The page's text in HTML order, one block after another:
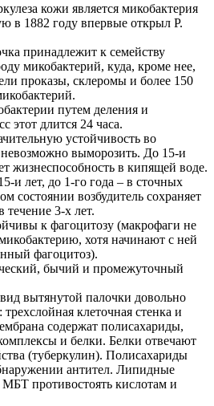
кожи является микобактерия
в 1882 году впервые открыл Р.
принадлежит к семейству
микобактерий, куда, кроме нее,
проказы, склеромы и более 150
путем деления и
этот длится 24 часа.
устойчивость во
выморозить. До 15-и
жизнеспособность в кипящей воде.
и лет, до 1-го года – в сточных
состоянии возбудитель сохраняет
течение 3-х лет.
к фагоцитозу (макрофаги не
хотя начинают с ней
фагоцитоз).
бычий и промежуточный
вытянутой палочки довольно
клеточная стенка и
содержат полисахариды,
и белки. Белки отвечают
(туберкулин). Полисахариды
антител. Липидные
противостоять кислотам и